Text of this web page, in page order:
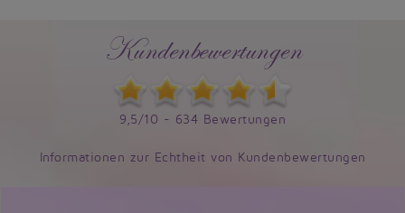
Kundenbewertungen
9,5/10 - 634 Bewertungen
Informationen zur Echtheit von Kundenbewertungen